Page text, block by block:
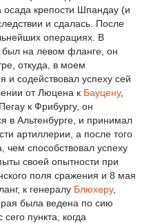
осада крепости Шпандау (и
и сдалась. После
операциях. В
на левом фланге, он
откуда, в моем
и содействовал успеху сей
от Люцена к Бауцену,
к Фрибургу, он
в Альтенбурге, и принимал
артиллерии, а после того
чем способствовал успеху
своей опытности при
поля сражения и 8 мая
к генералу Блюхеру,
была ведена по сию
пункта, когда